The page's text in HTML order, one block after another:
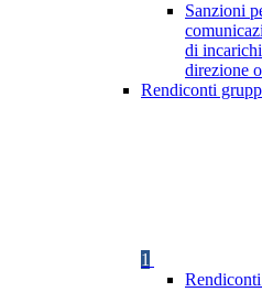
Sanzioni
di
direzione
Rendiconti
1